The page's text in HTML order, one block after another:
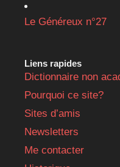
Le Généreux n°27
Liens rapides
Dictionnaire non
Pourquoi ce site?
Sites d’amis
Newsletters
Me contacter